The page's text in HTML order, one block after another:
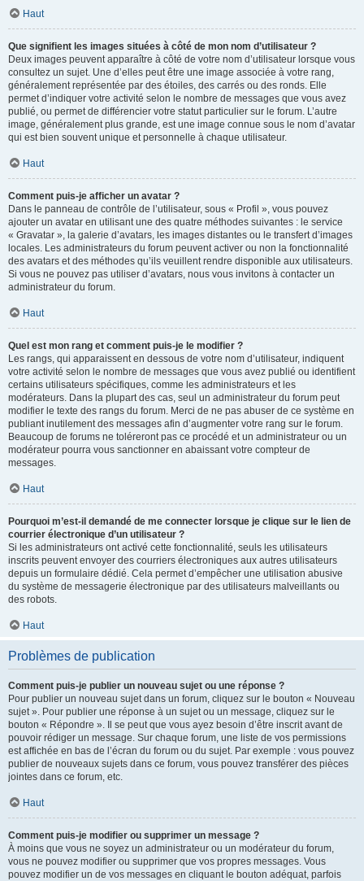
Haut
Que signifient les images situées à côté de mon nom d’utilisateur ?
Deux images peuvent apparaître à côté de votre nom d’utilisateur lorsque vous
consultez un sujet. Une d’elles peut être une image associée à votre rang,
généralement représentée par des étoiles, des carrés ou des ronds. Elle
permet d’indiquer votre activité selon le nombre de messages que vous avez
publié, ou permet de différencier votre statut particulier sur le forum. L’autre
image, généralement plus grande, est une image connue sous le nom d’avatar
qui est bien souvent unique et personnelle à chaque utilisateur.
Haut
Comment puis-je afficher un avatar ?
Dans le panneau de contrôle de l’utilisateur, sous « Profil », vous pouvez
ajouter un avatar en utilisant une des quatre méthodes suivantes : le service
« Gravatar », la galerie d’avatars, les images distantes ou le transfert d’images
locales. Les administrateurs du forum peuvent activer ou non la fonctionnalité
des avatars et des méthodes qu’ils veuillent rendre disponible aux utilisateurs.
Si vous ne pouvez pas utiliser d’avatars, nous vous invitons à contacter un
administrateur du forum.
Haut
Quel est mon rang et comment puis-je le modifier ?
Les rangs, qui apparaissent en dessous de votre nom d’utilisateur, indiquent
votre activité selon le nombre de messages que vous avez publié ou identifient
certains utilisateurs spécifiques, comme les administrateurs et les
modérateurs. Dans la plupart des cas, seul un administrateur du forum peut
modifier le texte des rangs du forum. Merci de ne pas abuser de ce système en
publiant inutilement des messages afin d’augmenter votre rang sur le forum.
Beaucoup de forums ne toléreront pas ce procédé et un administrateur ou un
modérateur pourra vous sanctionner en abaissant votre compteur de
messages.
Haut
Pourquoi m’est-il demandé de me connecter lorsque je clique sur le lien de
courrier électronique d’un utilisateur ?
Si les administrateurs ont activé cette fonctionnalité, seuls les utilisateurs
inscrits peuvent envoyer des courriers électroniques aux autres utilisateurs
depuis un formulaire dédié. Cela permet d’empêcher une utilisation abusive
du système de messagerie électronique par des utilisateurs malveillants ou
des robots.
Haut
Problèmes de publication
Comment puis-je publier un nouveau sujet ou une réponse ?
Pour publier un nouveau sujet dans un forum, cliquez sur le bouton « Nouveau
sujet ». Pour publier une réponse à un sujet ou un message, cliquez sur le
bouton « Répondre ». Il se peut que vous ayez besoin d’être inscrit avant de
pouvoir rédiger un message. Sur chaque forum, une liste de vos permissions
est affichée en bas de l’écran du forum ou du sujet. Par exemple : vous pouvez
publier de nouveaux sujets dans ce forum, vous pouvez transférer des pièces
jointes dans ce forum, etc.
Haut
Comment puis-je modifier ou supprimer un message ?
À moins que vous ne soyez un administrateur ou un modérateur du forum,
vous ne pouvez modifier ou supprimer que vos propres messages. Vous
pouvez modifier un de vos messages en cliquant le bouton adéquat, parfois